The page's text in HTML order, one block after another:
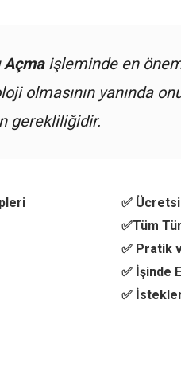
Açmaişleminde en
olmasının yanında
gerekliliğidir.
✅
✅Tüm
✅ Pratik
✅ İşinde
✅